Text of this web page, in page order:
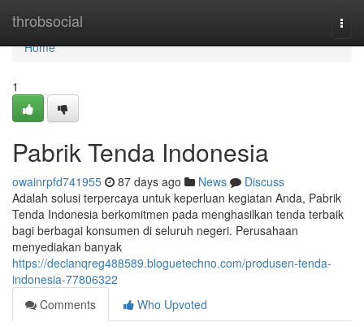
throbsocial
Home
Home
1
Pabrik Tenda Indonesia
owainrpfd741955 87 days ago News
Discuss
Adalah solusi terpercaya untuk keperluan kegiatan Anda, Pabrik
Tenda Indonesia berkomitmen pada menghasilkan tenda terbaik
bagi berbagai konsumen di seluruh negeri. Perusahaan
menyediakan banyak
https://declanqreg488589.bloguetechno.com/produsen-tenda-
indonesia-77806322
Comments
Who Upvoted